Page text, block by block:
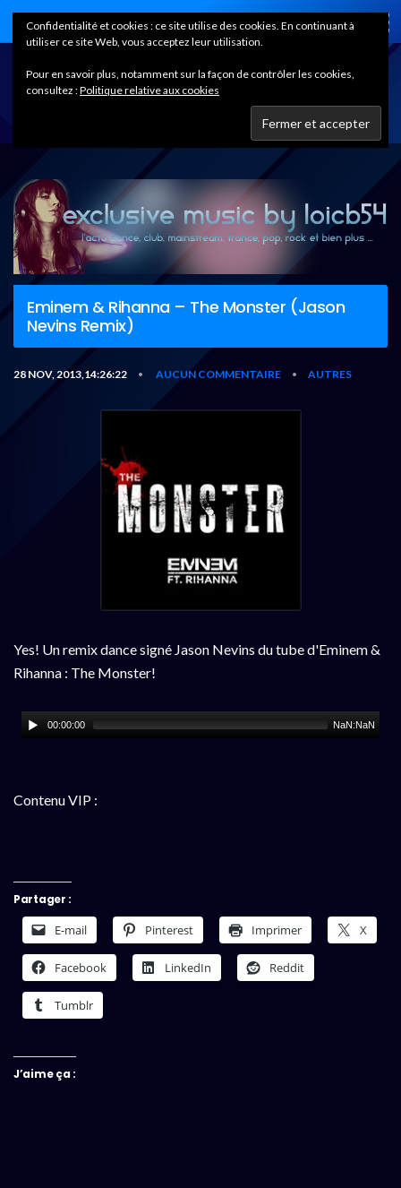
Home
Eminem & Rihanna – The Monster (Jason
Nevins Remix)
28 NOV, 2013,14:26:22 • AUCUN COMMENTAIRE • AUTRES
Yes! Un remix dance signé Jason Nevins du tube d'Eminem &
Rihanna : The Monster!
00:00:00 NaN:NaN
Contenu VIP :
Partager :
E-mail Pinterest Imprimer X
Facebook LinkedIn Reddit
Tumblr
J’aime ça :
Confidentialité et cookies : ce site utilise des cookies. En continuant à
utiliser ce site Web, vous acceptez leur utilisation.
Pour en savoir plus, notamment sur la façon de contrôler les cookies,
consultez :Politique relative aux cookies